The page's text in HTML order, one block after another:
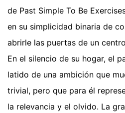
de Past Simple To Be
en su simplicidad binaria de
abrirle las puertas de un
En el silencio de su hogar, el
latido de una ambición que
trivial, pero que para él
la relevancia y el olvido. La